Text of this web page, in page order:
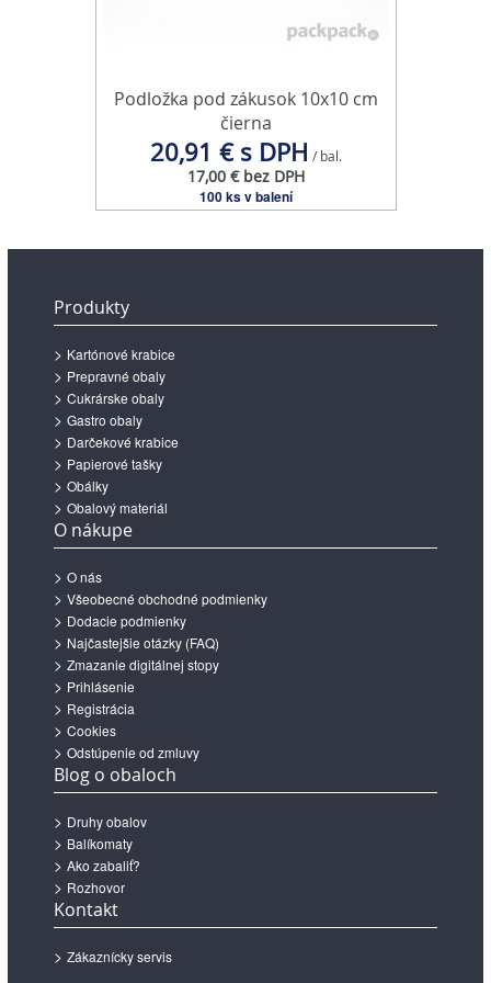
Podložka pod zákusok 10x10 cm
čierna
20,91 € s DPH / bal.
17,00 € bez DPH
100 ks v balení
Produkty
Kartónové krabice
Prepravné obaly
Cukrárske obaly
Gastro obaly
Darčekové krabice
Papierové tašky
Obálky
Obalový materiál
O nákupe
O nás
Všeobecné obchodné podmienky
Dodacie podmienky
Najčastejšie otázky (FAQ)
Zmazanie digitálnej stopy
Prihlásenie
Registrácia
Cookies
Odstúpenie od zmluvy
Blog o obaloch
Druhy obalov
Balíkomaty
Ako zabaliť?
Rozhovor
Kontakt
Zákaznícky servis